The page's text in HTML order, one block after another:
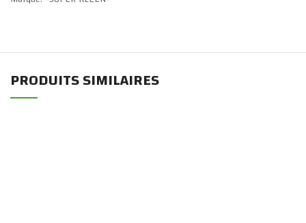
PRODUITS SIMILAIRES